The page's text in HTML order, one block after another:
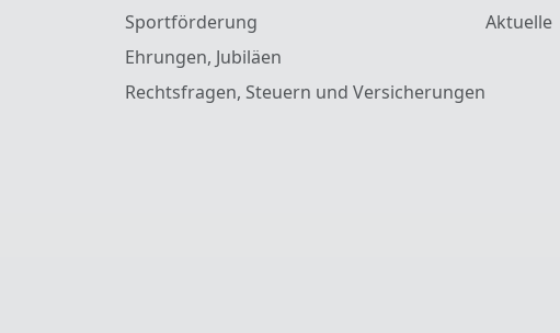
Sportförderung
Ehrungen, Jubiläen
Rechtsfragen, Steuern und Versicherungen
Aktuelle